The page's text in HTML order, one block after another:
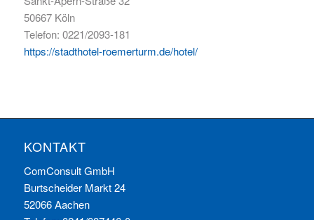
50667 Köln
Telefon: 0221/2093-181
https://stadthotel-roemerturm.de/hotel/
KONTAKT
ComConsult GmbH
Burtscheider Markt 24
52066 Aachen